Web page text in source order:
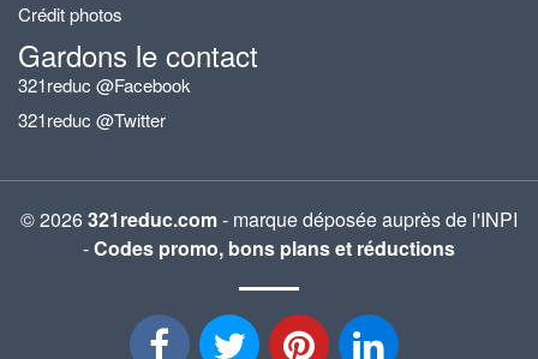
Crédit photos
Gardons le contact
321reduc @Facebook
321reduc @Twitter
© 2026321reduc.com- marque déposée auprès de l'INPI
-Codes promo, bons plans et réductions